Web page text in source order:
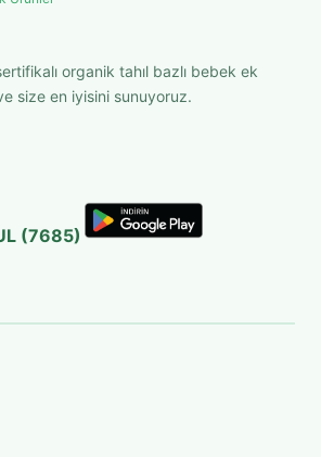
organik tahıl bazlı bebek ek
size en iyisini sunuyoruz.
(7685)